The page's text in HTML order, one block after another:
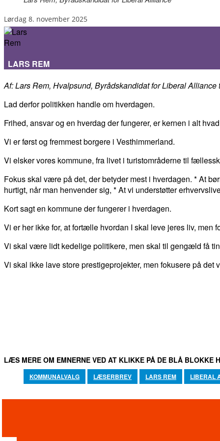
lørdag 8. november 2025
LARS REM
Af: Lars Rem, Hvalpsund, Byrådskandidat for Liberal Alliance
Lad derfor politikken handle om hverdagen.
Frihed, ansvar og en hverdag der fungerer, er kernen i alt
Vi er først og fremmest borgere i Vesthimmerland.
Vi elsker vores kommune, fra livet i turistområderne til
Fokus skal være på det, der betyder mest i hverdagen. * At
hurtigt, når man henvender sig, * At vi understøtter
Kort sagt en kommune der fungerer i hverdagen.
Vi er her ikke for, at fortælle hvordan I skal leve jeres liv, men
Vi skal være lidt kedelige politikere, men skal til gengæld få
Vi skal ikke lave store prestigeprojekter, men fokusere på det
LÆS MERE OM EMNERNE VED AT KLIKKE PÅ DE BLÅ BLOKKE
KOMMUNALVALG LÆSERBREV LARS REM LIBERAL